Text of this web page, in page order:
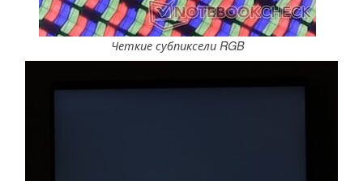
Четкие субпиксели RGB